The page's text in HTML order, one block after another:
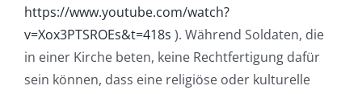
https://www.youtube.com/watch?
v=Xox3PTSROEs&t=418s ). Während Soldaten, die
in einer Kirche beten, keine Rechtfertigung dafür
sein können, dass eine religiöse oder kulturelle